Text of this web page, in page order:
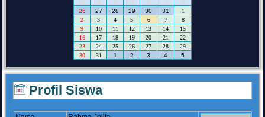
26 27 28 29 30 31
1
2
3 4 5 6 7
8
9
10 11 12 13 14
15
16
17 18 19 20 21
22
23
24 25 26 27 28
29
30
31 1 2 3 4 5
Profil Siswa